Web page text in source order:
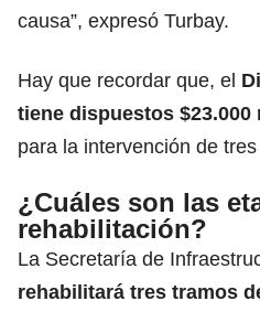
causa”, expresó Turbay.
Hay que recordar que, el
tiene dispuestos
para la intervención de
¿Cuáles son las
rehabilitación?
La Secretaría de
rehabilitará tres tramos